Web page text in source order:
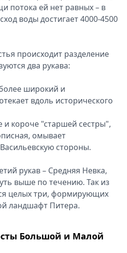
потока ей нет равных – в
воды достигает 4000-4500
происходит разделение
два рукава:
широкий и
вдоль исторического
и короче "старшей сестры",
омывает
стороны.
рукав – Средняя Невка,
выше по течению. Так из
целых три, формирующих
ландшафт Питера.
Большой и Малой